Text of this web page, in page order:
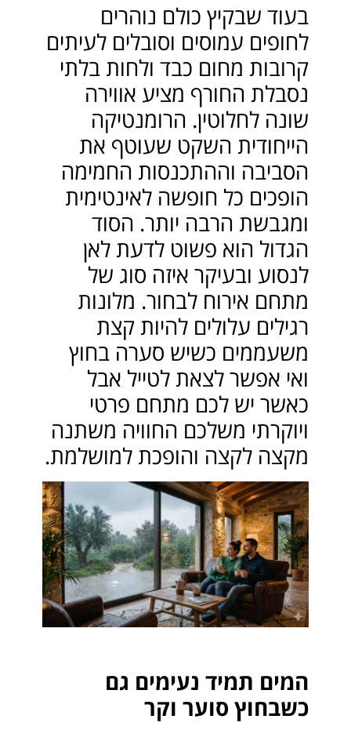
בעוד שבקיץ כולם נוהרים
לחופים עמוסים וסובלים לעיתים
קרובות מחום כבד ולחות בלתי
נסבלת החורף מציע אווירה
שונה לחלוטין. הרומנטיקה
הייחודית השקט שעוטף את
הסביבה וההתכנסות החמימה
הופכים כל חופשה לאינטימית
ומגבשת הרבה יותר. הסוד
הגדול הוא פשוט לדעת לאן
לנסוע ובעיקר איזה סוג של
מתחם אירוח לבחור. מלונות
רגילים עלולים להיות קצת
משעממים כשיש סערה בחוץ
ואי אפשר לצאת לטייל אבל
כאשר יש לכם מתחם פרטי
ויוקרתי משלכם החוויה משתנה
מקצה לקצה והופכת למושלמת.
המים תמיד נעימים גם
כשבחוץ סוער וקר